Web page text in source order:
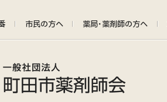
市民の方へ 薬局･薬剤師の方へ